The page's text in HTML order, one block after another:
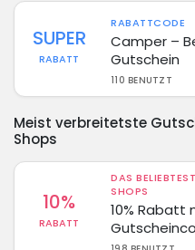
SUPER
RABATT
RABATTCODE
Camper –
Gutschein
110 BENUTZT
Meist verbreitetste
Shops
10%
RABATT
DAS
SHOPS
10% Rabatt